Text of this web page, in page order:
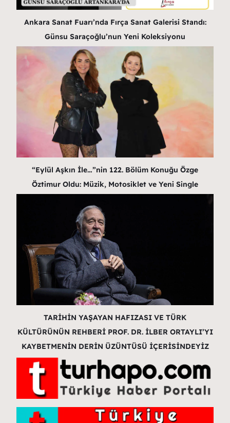
Ankara Sanat Fuarı’nda Fırça Sanat Galerisi Standı:
Günsu Saraçoğlu’nun Yeni Koleksiyonu
“Eylül Aşkın İle…”nin 122. Bölüm Konuğu Özge
Öztimur Oldu: Müzik, Motosiklet ve Yeni Single
TARİHİN YAŞAYAN HAFIZASI VE TÜRK
KÜLTÜRÜNÜN REHBERİ PROF. DR. İLBER ORTAYLI’YI
KAYBETMENİN DERİN ÜZÜNTÜSÜ İÇERİSİNDEYİZ